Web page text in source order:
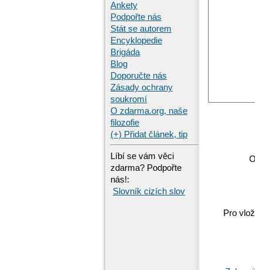
Pro
Ankety
Podpořte nás
Stát se autorem
Encyklopedie
Brigáda
Blog
Doporučte nás
Zásady ochrany
soukromí
O zdarma.org, naše
filozofie
(+) Přidat článek, tip
Líbí se vám věci
zdarma? Podpořte
nás!:
Slovník cizích slov